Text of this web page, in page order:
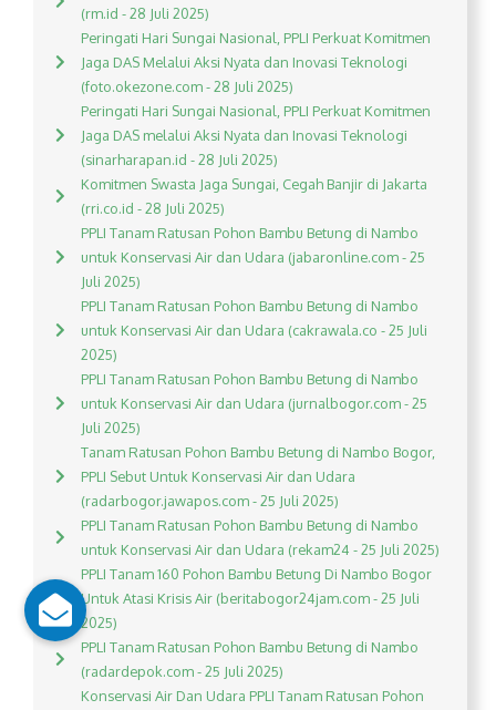
(rm.id - 28 Juli 2025)
Peringati Hari Sungai Nasional, PPLI Perkuat Komitmen
Jaga DAS Melalui Aksi Nyata dan Inovasi Teknologi
(foto.okezone.com - 28 Juli 2025)
Peringati Hari Sungai Nasional, PPLI Perkuat Komitmen
Jaga DAS melalui Aksi Nyata dan Inovasi Teknologi
(sinarharapan.id - 28 Juli 2025)
Komitmen Swasta Jaga Sungai, Cegah Banjir di Jakarta
(rri.co.id - 28 Juli 2025)
PPLI Tanam Ratusan Pohon Bambu Betung di Nambo
untuk Konservasi Air dan Udara (jabaronline.com - 25
Juli 2025)
PPLI Tanam Ratusan Pohon Bambu Betung di Nambo
untuk Konservasi Air dan Udara (cakrawala.co - 25 Juli
2025)
PPLI Tanam Ratusan Pohon Bambu Betung di Nambo
untuk Konservasi Air dan Udara (jurnalbogor.com - 25
Juli 2025)
Tanam Ratusan Pohon Bambu Betung di Nambo Bogor,
PPLI Sebut Untuk Konservasi Air dan Udara
(radarbogor.jawapos.com - 25 Juli 2025)
PPLI Tanam Ratusan Pohon Bambu Betung di Nambo
untuk Konservasi Air dan Udara (rekam24 - 25 Juli 2025)
PPLI Tanam 160 Pohon Bambu Betung Di Nambo Bogor
Untuk Atasi Krisis Air (beritabogor24jam.com - 25 Juli
2025)
PPLI Tanam Ratusan Pohon Bambu Betung di Nambo
(radardepok.com - 25 Juli 2025)
Konservasi Air Dan Udara PPLI Tanam Ratusan Pohon